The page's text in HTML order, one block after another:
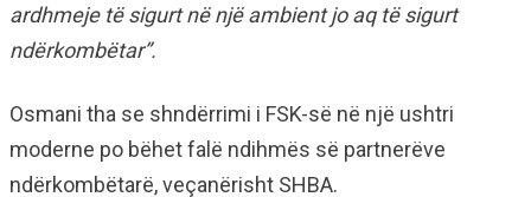
ardhmeje të sigurt në një ambient jo aq të sigurt
ndërkombëtar”.
Osmani tha se shndërrimi i FSK-së në një ushtri
moderne po bëhet falë ndihmës së partnerëve
ndërkombëtarë, veçanërisht SHBA.